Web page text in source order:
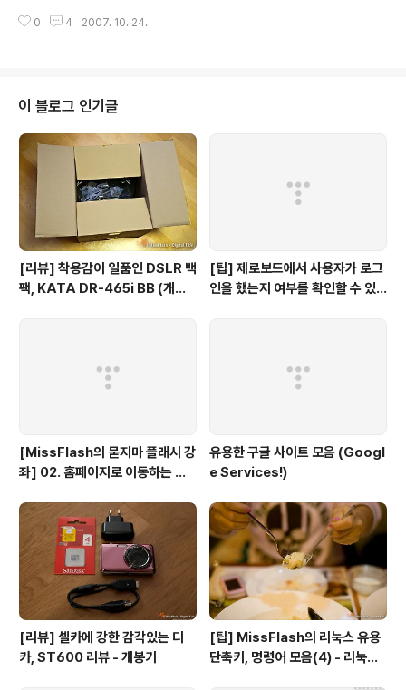
e 설 명 : 여러 가지 기능을 마우스 동작으로 실행할 수 있게 해주는 확장 기능입
One Gestures 0.18.0 에 해당하는 설정을 클릭하신 후에 편집하시면 됩니
다. (엄청 쉬..
0 4 2007. 10. 24.
이 블로그 인기글
[리뷰] 착용감이 일품인 DSLR 백
팩, KATA DR-465i BB (개봉
[팁] 제로보드에서 사용자가 로그
인을 했는지 여부를 확인할 수 있
[MissFlash의 묻지마 플래시 강
좌] 02. 홈페이지로 이동하는 버
유용한 구글 사이트 모음 (Googl
e Services!)
[리뷰] 셀카에 강한 감각있는 디
카, ST600 리뷰 - 개봉기
[팁] MissFlash의 리눅스 유용
단축키, 명령어 모음(4) - 리눅스